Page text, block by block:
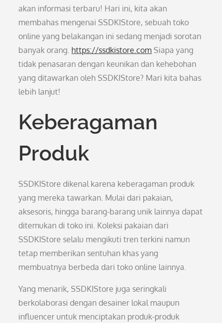
akan informasi terbaru! Hari ini, kita akan
membahas mengenai SSDKIStore, sebuah toko
online yang belakangan ini sedang menjadi sorotan
banyak orang. https://ssdkistore.com Siapa yang
tidak penasaran dengan keunikan dan kehebohan
yang ditawarkan oleh SSDKIStore? Mari kita bahas
lebih lanjut!
Keberagaman
Produk
SSDKIStore dikenal karena keberagaman produk
yang mereka tawarkan. Mulai dari pakaian,
aksesoris, hingga barang-barang unik lainnya dapat
ditemukan di toko ini. Koleksi pakaian dari
SSDKIStore selalu mengikuti tren terkini namun
tetap memberikan sentuhan khas yang
membuatnya berbeda dari toko online lainnya.
Yang menarik, SSDKIStore juga seringkali
berkolaborasi dengan desainer lokal maupun
influencer untuk menciptakan produk-produk